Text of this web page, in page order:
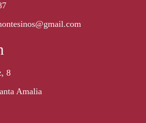
8
Amalia